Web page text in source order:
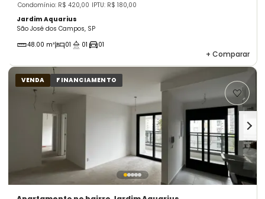
Condomínio: R$ 420,00 IPTU: R$ 180,00
Jardim Aquarius
São José dos Campos, SP
48.00 m²
01 01 01
+ Comparar
VENDA FINANCIAMENTO